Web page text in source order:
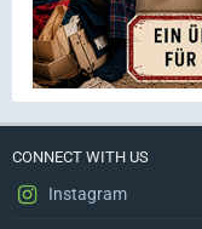
CONNECT WITH US
Instagram